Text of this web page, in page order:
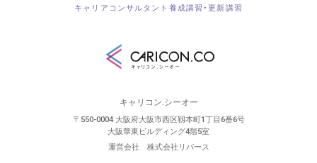
キャリアコンサルタント養成講習・更新講習
キャリコン.シーオー
〒550-0004 大阪府大阪市西区靱本町1丁目6番6号
大阪華東ビルディング4階5室
運営会社 株式会社リバース